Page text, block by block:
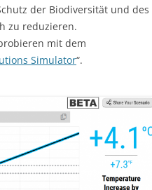
der Biodiversität und des
zu reduzieren.
mit dem
Simulator“.